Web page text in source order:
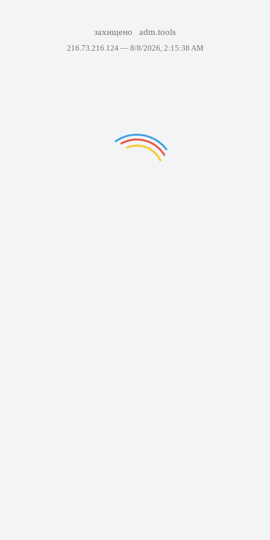
захищено adm.tools
216.73.216.124 — 8/8/2026, 2:15:38 AM